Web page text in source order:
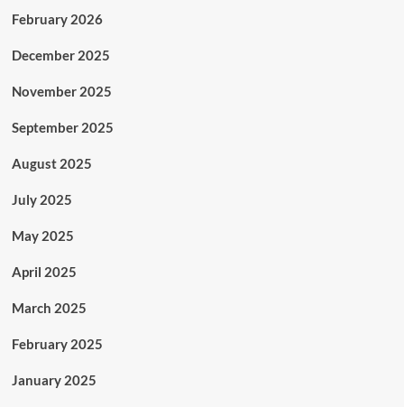
February 2026
December 2025
November 2025
September 2025
August 2025
July 2025
May 2025
April 2025
March 2025
February 2025
January 2025